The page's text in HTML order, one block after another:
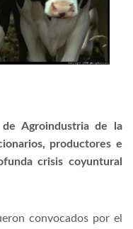
Agroindustria de la
productores e
crisis coyuntural
convocados por el